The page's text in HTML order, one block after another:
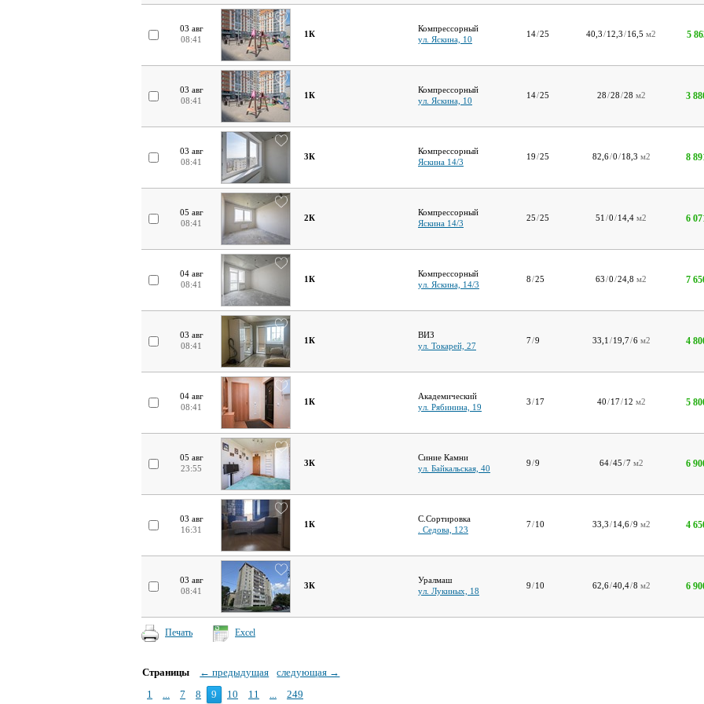
03 авг
08:41
1К
Компрессорный
ул. Яскина, 10
14/25 40,3/12,3/16,5 м2 5
03 авг
08:41
1К
Компрессорный
ул. Яскина, 10
14/25 28/28/28 м2 3
03 авг
08:41
3К
Компрессорный
Яскина 14/3
19/25 82,6/0/ 18,3 м2 8
05 авг
08:41
2К
Компрессорный
Яскина 14/3
25/25 51 /0/14,4 м2 6
04 авг
08:41
1К
Компрессорный
ул. Яскина, 14/3
8/25 63/0/24,8 м2 7
03 авг
08:41
1К
ВИЗ
ул. Токарей, 27
7/9 33,1 / 19,7/6 м2 4
04 авг
08:41
1К
Академический
ул. Рябинина, 19
3/17 40/ 17/ 12 м2 5
05 авг
23:55
3К
Синие Камни
ул. Байкальская, 40
9/9 64/45/7 м2 6
03 авг
16:31
1К
С.Сортировка
. Седова, 123
7/10 33,3/ 14,6/9 м2 4
03 авг
08:41
3К
Уралмаш
ул. Лукиных, 18
9/10 62,6/40,4/8 м2 6
Печать Excel
Страницы ← предыдущая следующая →
1 ... 7 8 9 10 11 ... 249